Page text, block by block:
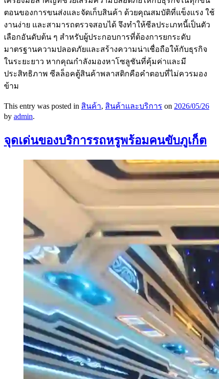
ตอนของการขนส่งและจัดเก็บสินค้า ด้วยคุณสมบัติที่แข็งแรง ใช้
งานง่าย และสามารถตรวจสอบได้ จึงทำให้ซีลประเภทนี้เป็นตัว
เลือกอันดับต้น ๆ สำหรับผู้ประกอบการที่ต้องการยกระดับ
มาตรฐานความปลอดภัยและสร้างความน่าเชื่อถือให้กับธุรกิจ
ในระยะยาว หากคุณกำลังมองหาโซลูชันที่คุ้มค่าและมี
ประสิทธิภาพ ซีลล็อคตู้สินค้าพลาสติกคือคำตอบที่ไม่ควรมอง
ข้าม
This entry was posted in สินค้า, สินค้าและบริการ on 2026/05/26
by admin.
จุดเด่นของบริการรถหรูพร้อมคนขับภูเก็ต